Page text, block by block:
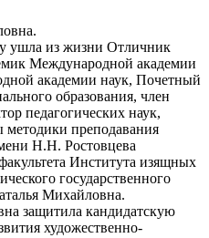
ушла из жизни Отличник
Международной академии
академии наук, Почетный
образования, член
педагогических наук,
методики преподавания
Н.Н. Ростовцева
Института изящных
государственного
Михайловна.
защитила кандидатскую
художественно-